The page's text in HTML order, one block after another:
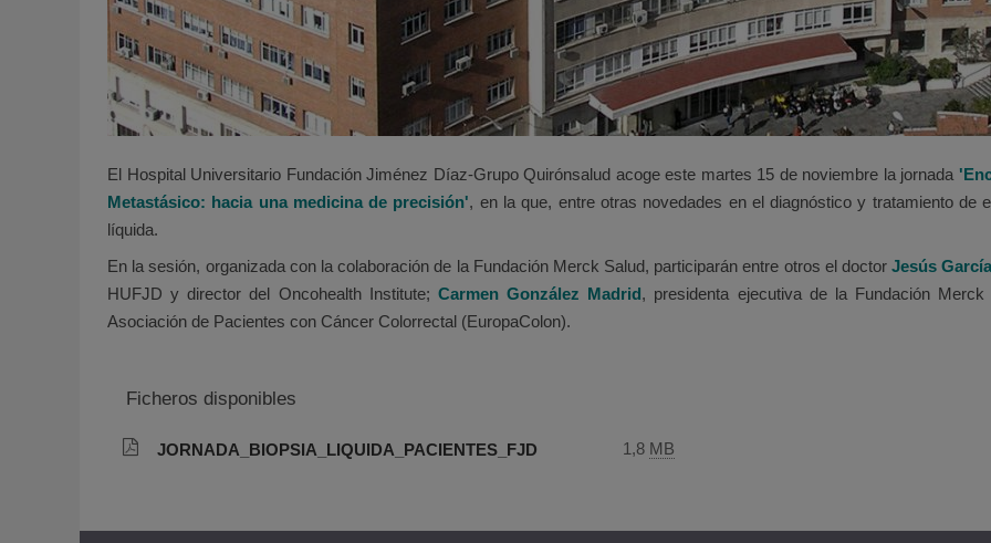
El Hospital Universitario Fundación Jiménez Díaz-Grupo Quirónsalud acoge este martes 15 de noviembre la jornada
Metastásico: hacia una medicina de precisión', en la que, entre otras novedades en el diagnóstico y tratamiento de
líquida.
En la sesión, organizada con la colaboración de la Fundación Merck Salud, participarán entre otros el doctorJesús
HUFJD y director del Oncohealth Institute; Carmen González Madrid, presidenta ejecutiva de la Fundación
Asociación de Pacientes con Cáncer Colorrectal (EuropaColon).
Ficheros disponibles
JORNADA_BIOPSIA_LIQUIDA_PACIENTES_FJD 1,8 MB